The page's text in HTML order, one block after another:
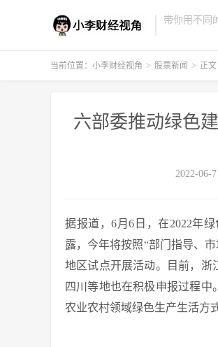
带你用不同
当前位置： 小李财经视角 > 股票新闻 > 正文
六部委推动绿色
2022-06-
据报道，6月6日，在2022年
露，今年将按照“部门指导、
地区试点开展活动。目前，浙
四川等地也在积极申报过程
农业农村领域绿色生产生活方